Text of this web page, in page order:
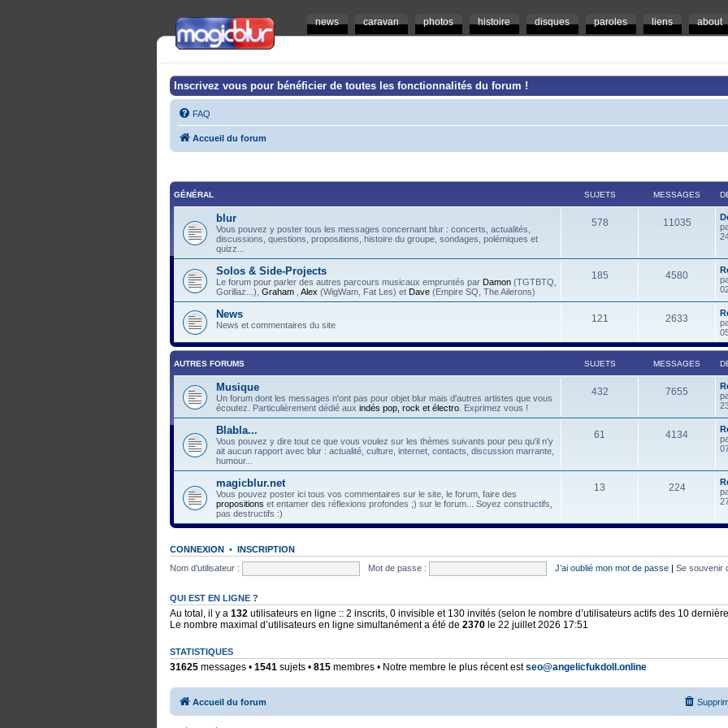
news caravan photos histoire disques paroles liens about
Inscrivez vous pour bénéficier de toutes les fonctionnalités du forum !
FAQ
Accueil du forum
GÉNÉRAL SUJETS MESSAGES
blur
Vous pouvez y poster tous les messages concernant blur : concerts, actualités,
discussions, questions, propositions, histoire du groupe, sondages, polémiques et
quizz...
578 11035
Solos & Side-Projects
Le forum pour parler des autres parcours musicaux empruntés par Damon (TGTBTQ,
Gorillaz...), Graham Alex (WigWam, Fat Les) et Dave (Empire SQ, The Ailerons)
185 4580
News
News et commentaires du site
121 2633
AUTRES FORUMS SUJETS MESSAGES
Musique
Un forum dont les messages n'ont pas pour objet blur mais d'autres artistes que vous
écoutez. Particulièrement dédié aux indés pop, rock et électro . Exprimez vous !
432 7655
Blabla...
Vous pouvez y dire tout ce que vous voulez sur les thèmes suivants pour peu qu'il n'y
ait aucun rapport avec blur : actualité, culture, internet, contacts, discussion marrante,
humour...
61 4134
magicblur.net
Vous pouvez poster ici tous vos commentaires sur le site, le forum, faire des
propositions et entamer des réflexions profondes ;) sur le forum... Soyez constructifs,
pas destructifs :)
13 224
CONNEXION • INSCRIPTION
Nom d’utilisateur :
Mot de passe : J’ai oublié mon mot de passe | Se souvenir
QUI EST EN LIGNE ?
Au total, il y a 132 utilisateurs en ligne :: 2 inscrits, 0 invisible et 130 invités (selon le nombre d’utilisateurs actifs des 10
Le nombre maximal d’utilisateurs en ligne simultanément a été de 2370 le 22 juillet 2026 17:51
STATISTIQUES
31625 messages • 1541 sujets • 815 membres • Notre membre le plus récent estseo@angelicfukdoll.online
Accueil du forum